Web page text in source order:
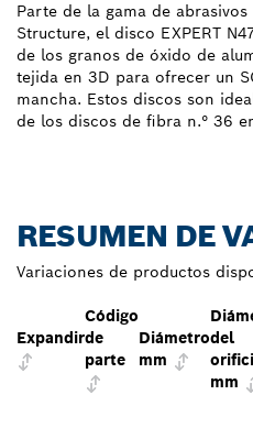
Parte de la gama de
Structure, el disco EXPERT
de los granos de óxido de
tejida en 3D para ofrecer un
mancha. Estos discos son
de los discos de fibra n.° 36
RESUMEN DE
Variaciones de productos
Expandir
Código
de
parte
Diámetro
mm
del
mm